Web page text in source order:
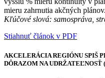
mieru zahrnutia akčných plánov.
Kľúčové slová: samospráva,
Stiahnuť článok v PDF
AKCELERÁCIA REGIÓNU SPIŠ
DÔRAZOM NA UDRŽATEĽNOSŤ